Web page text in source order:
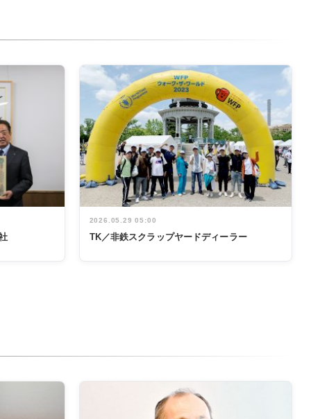
2026.05.29 05:00
TK／非鉄スクラップヤードディーラー